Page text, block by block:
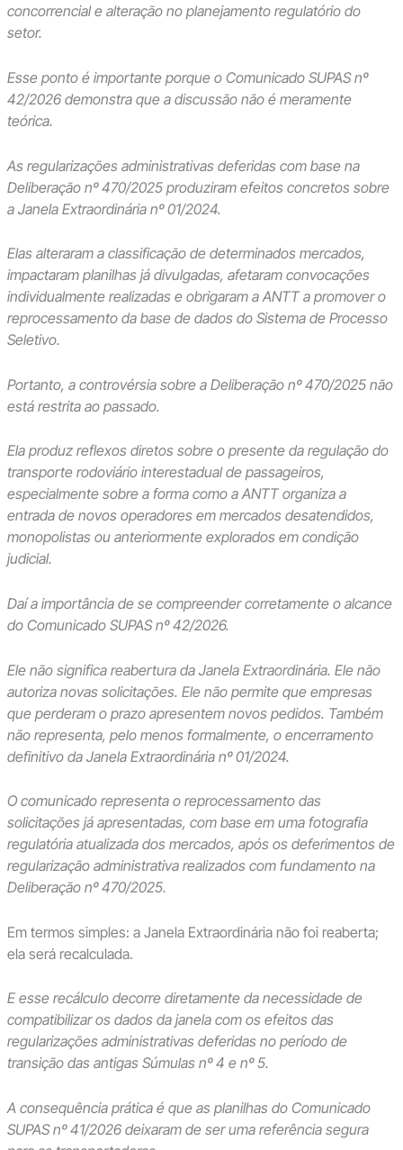
concorrencial e alteração no planejamento regulatório do
setor.
Esse ponto é importante porque o Comunicado SUPAS nº
42/2026 demonstra que a discussão não é meramente
teórica.
As regularizações administrativas deferidas com base na
Deliberação nº 470/2025 produziram efeitos concretos sobre
a Janela Extraordinária nº 01/2024.
Elas alteraram a classificação de determinados mercados,
impactaram planilhas já divulgadas, afetaram convocações
individualmente realizadas e obrigaram a ANTT a promover o
reprocessamento da base de dados do Sistema de Processo
Seletivo.
Portanto, a controvérsia sobre a Deliberação nº 470/2025 não
está restrita ao passado.
Ela produz reflexos diretos sobre o presente da regulação do
transporte rodoviário interestadual de passageiros,
especialmente sobre a forma como a ANTT organiza a
entrada de novos operadores em mercados desatendidos,
monopolistas ou anteriormente explorados em condição
judicial.
Daí a importância de se compreender corretamente o alcance
do Comunicado SUPAS nº 42/2026.
Ele não significa reabertura da Janela Extraordinária. Ele não
autoriza novas solicitações. Ele não permite que empresas
que perderam o prazo apresentem novos pedidos. Também
não representa, pelo menos formalmente, o encerramento
definitivo da Janela Extraordinária nº 01/2024.
O comunicado representa o reprocessamento das
solicitações já apresentadas, com base em uma fotografia
regulatória atualizada dos mercados, após os deferimentos de
regularização administrativa realizados com fundamento na
Deliberação nº 470/2025.
Em termos simples: a Janela Extraordinária não foi reaberta;
ela será recalculada.
E esse recálculo decorre diretamente da necessidade de
compatibilizar os dados da janela com os efeitos das
regularizações administrativas deferidas no período de
transição das antigas Súmulas nº 4 e nº 5.
A consequência prática é que as planilhas do Comunicado
SUPAS nº 41/2026 deixaram de ser uma referência segura